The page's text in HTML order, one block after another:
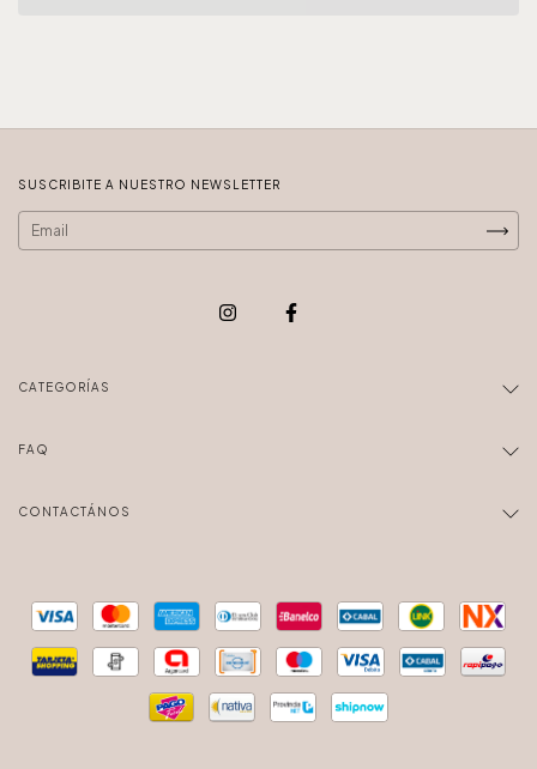
SUSCRIBITE A NUESTRO NEWSLETTER
CATEGORÍAS
FAQ
CONTACTÁNOS